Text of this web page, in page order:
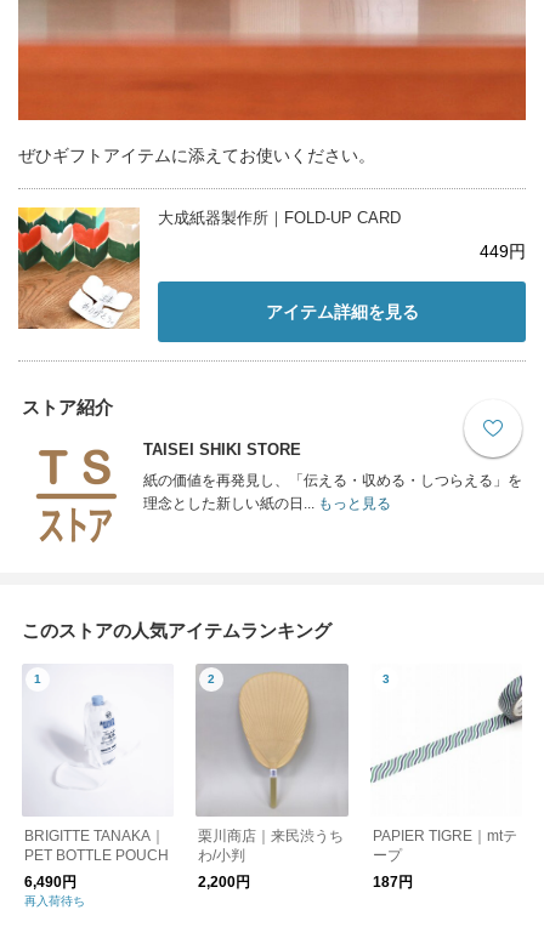
ぜひギフトアイテムに添えてお使いください。
大成紙器製作所｜FOLD-UP CARD
449円
アイテム詳細を見る
ストア紹介
TAISEI SHIKI STORE
紙の価値を再発見し、「伝える・収める・しつらえる」を
理念とした新しい紙の日...
もっと見る
このストアの人気アイテムランキング
BRIGITTE TANAKA｜
PET BOTTLE POUCH
6,490円
再入荷待ち
栗川商店｜来民渋うち
わ/小判
2,200円
PAPIER TIGRE｜mtテ
ープ
187円